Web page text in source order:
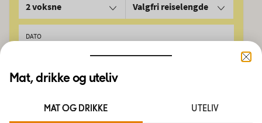
Valgfri reiselengde
DATO
2 voksne
SØK
Mat, drikke og uteliv
MAT OG DRIKKE UTELIV